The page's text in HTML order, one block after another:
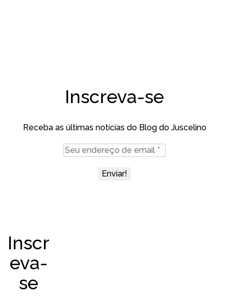
Inscreva-se
Receba as últimas notícias do Blog do Juscelino
Inscr
eva-
se